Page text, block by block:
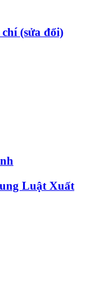
(sửa đổi)
Luật Xuất